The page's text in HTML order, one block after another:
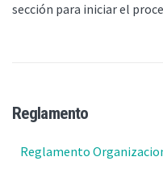
sección para iniciar el
Reglamento
Reglamento